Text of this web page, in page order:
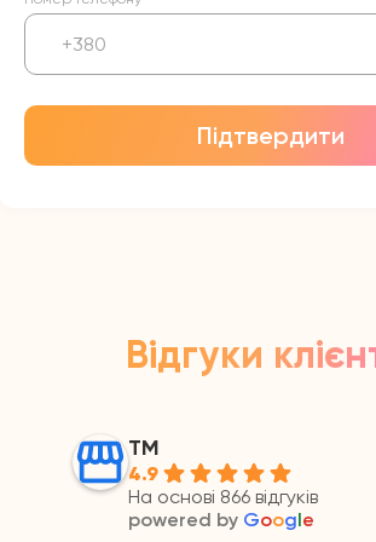
Підтвердити
Відгуки
ТМ
4.9
На основі 866 відгуків
powered by Google